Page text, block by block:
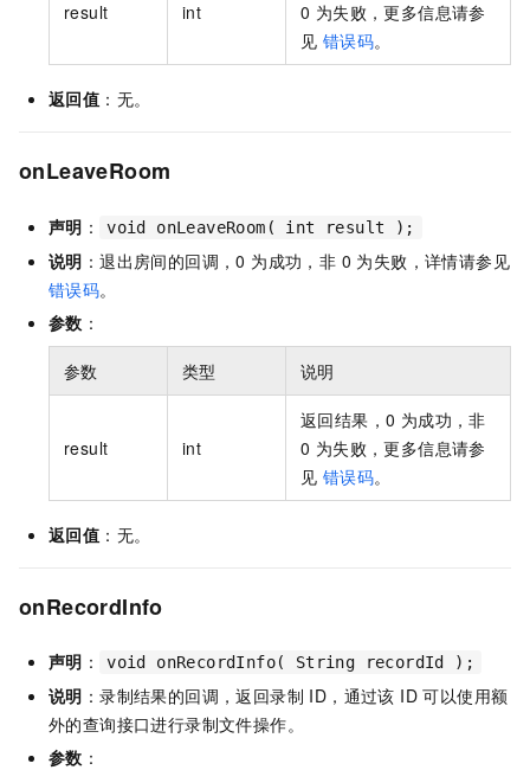
result int
0 为失败，更多信息请参
见 错误码。
返回值 ：无。
onLeaveRoom
声明 ： void onLeaveRoom( int result );
说明 ：退出房间的回调，0 为成功，非 0 为失败，详情请参见
错误码。
参数 ：
参数 类型 说明
result int
返回结果，0 为成功，非
0 为失败，更多信息请参
见 错误码。
返回值 ：无。
onRecordInfo
声明 ： void onRecordInfo( String recordId );
说明 ：录制结果的回调，返回录制 ID，通过该 ID 可以使用额
外的查询接口进行录制文件操作。
参数 ：